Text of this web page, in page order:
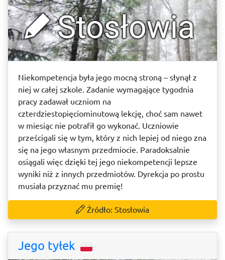
Niekompetencja była jego mocną stroną – słynął z
niej w całej szkole. Zadanie wymagające tygodnia
pracy zadawał uczniom na
czterdziestopięciominutową lekcję, choć sam nawet
w miesiąc nie potrafił go wykonać. Uczniowie
prześcigali się w tym, który z nich lepiej od niego zna
się na jego własnym przedmiocie. Paradoksalnie
osiągali więc dzięki tej jego niekompetencji lepsze
wyniki niż z innych przedmiotów. Dyrekcja po prostu
musiała przyznać mu premię!
Źródło: Stosłowia
Jego tyłek